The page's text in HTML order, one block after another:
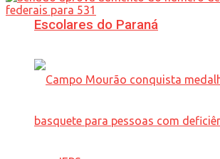
Escolares do Paraná